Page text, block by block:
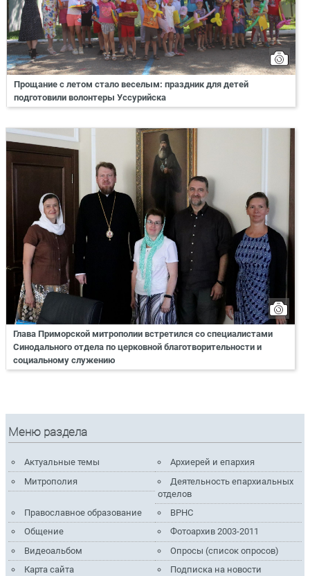
Прощание с летом стало веселым: праздник для детей
подготовили волонтеры Уссурийска
Глава Приморской митрополии встретился со специалистами
Синодального отдела по церковной благотворительности и
социальному служению
Меню раздела
Актуальные темы
Архиерей и епархия
Митрополия
Деятельность епархиальных
отделов
Православное образование
ВРНС
Общение
Фотоархив 2003-2011
Видеоальбом
Опросы (список опросов)
Карта сайта
Подписка на новости